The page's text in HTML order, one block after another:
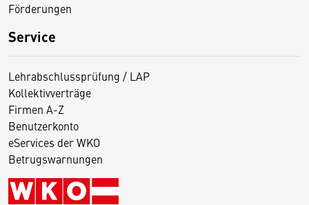
Förderungen
Service
Lehrabschlussprüfung / LAP
Kollektivverträge
Firmen A-Z
Benutzerkonto
eServices der WKO
Betrugswarnungen